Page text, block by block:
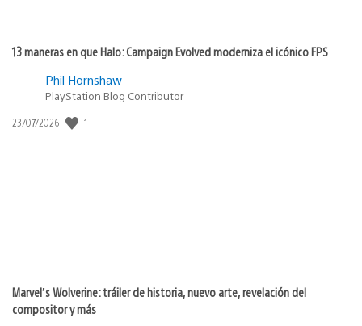
13 maneras en que Halo: Campaign Evolved moderniza el icónico FPS
Phil Hornshaw
PlayStation Blog Contributor
Fecha
23/07/2026 1
Marvel’s Wolverine: tráiler de historia, nuevo arte, revelación del
compositor y más